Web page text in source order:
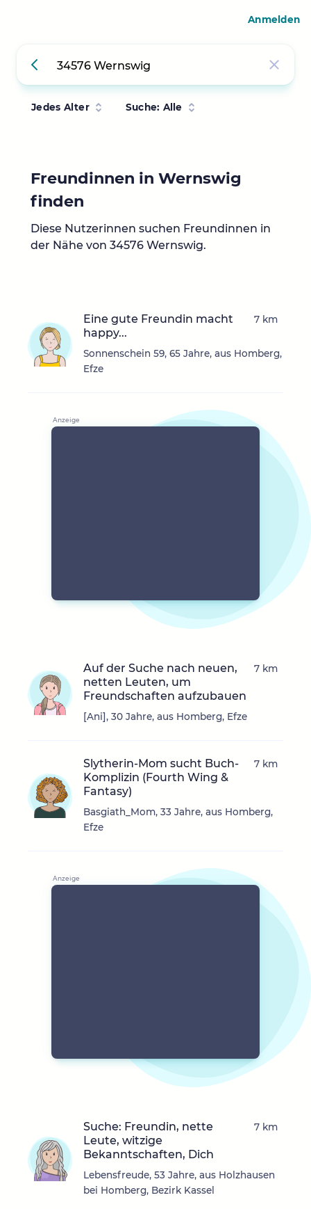
Jedes Alter Suche: Alle
Freundinnen in Wernswig
finden
Diese Nutzerinnen suchen Freundinnen in
der Nähe von 34576 Wernswig.
Eine gute Freundin macht
happy...
Sonnenschein 59, 65 Jahre, aus Homberg,
Efze
7 km
Auf der Suche nach neuen,
netten Leuten, um
Freundschaften aufzubauen
[Ani], 30 Jahre, aus Homberg, Efze
7 km
Slytherin-Mom sucht Buch-
Komplizin (Fourth Wing &
Fantasy)
Basgiath_Mom, 33 Jahre, aus Homberg,
Efze
7 km
Suche: Freundin, nette
Leute, witzige
Bekanntschaften, Dich
Lebensfreude, 53 Jahre, aus Holzhausen
bei Homberg, Bezirk Kassel
7 km
Anmelden